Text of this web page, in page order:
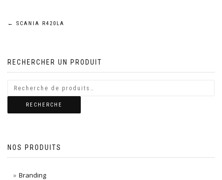
Navigation
l’article
← SCANIA R420LA
RECHERCHER UN PRODUIT
RECHERCHE
NOS PRODUITS
Branding